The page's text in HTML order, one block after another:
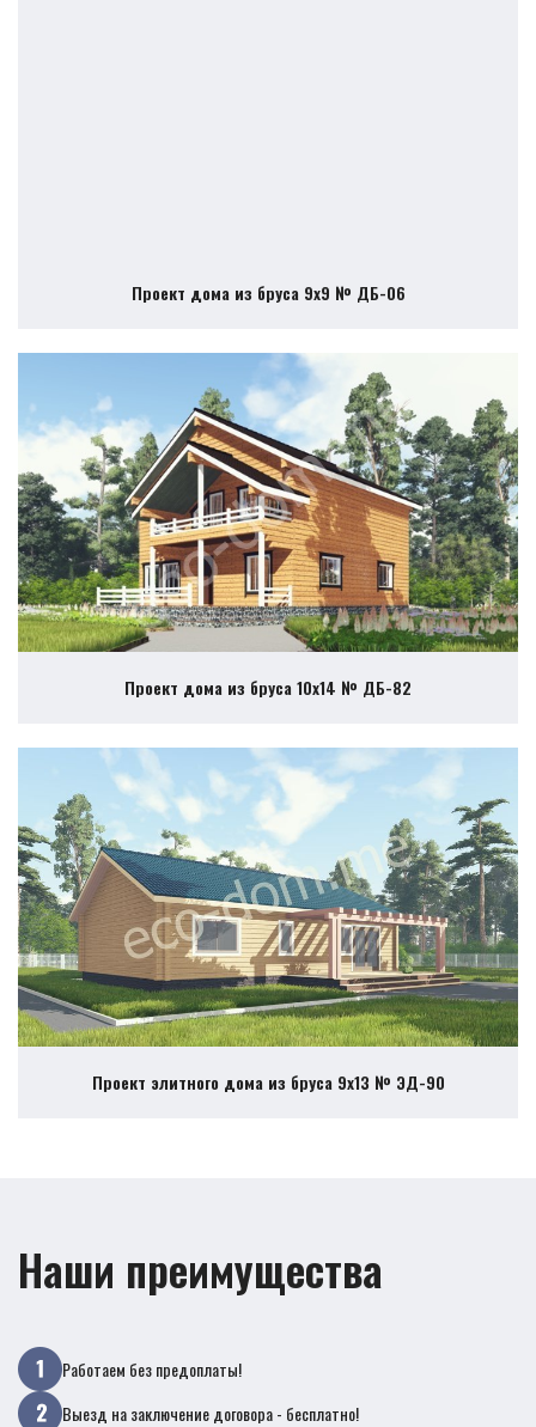
Проект дома из бруса 9х9 № ДБ-06
Проект дома из бруса 10х14 № ДБ-82
Проект элитного дома из бруса 9х13 № ЭД-90
Наши преимущества
Работаем без предоплаты!
Выезд на заключение договора - бесплатно!